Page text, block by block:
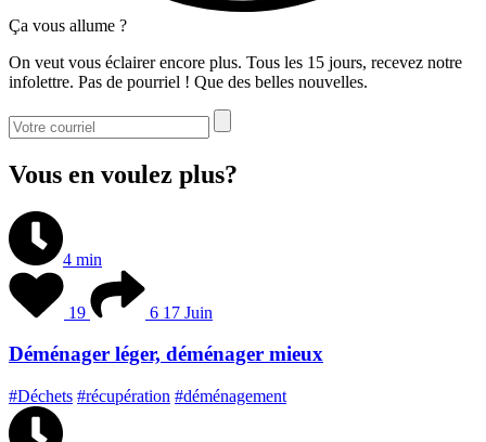
Ça vous allume ?
On veut vous éclairer encore plus. Tous les 15 jours, recevez notre
infolettre. Pas de pourriel ! Que des belles nouvelles.
Vous en voulez plus?
4 min
19 6 17 Juin
Déménager léger, déménager mieux
#Déchets #récupération #déménagement